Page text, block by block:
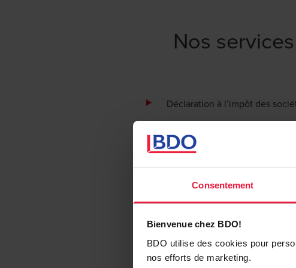
Consentement
Bienvenue chez BDO!
BDO utilise des cookies pour
nos efforts de marketing.
Nos
Déclaration à l’impôt des
Calcul de la provision fiscale
Analyse de la limite de
Vérification de
Préparation des notifications
Due diligence fiscale